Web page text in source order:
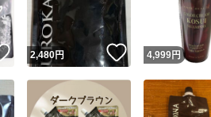
いいね！
2,480円 いいね！
4,999円